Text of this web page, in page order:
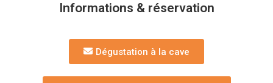
Informations & réservation
Dégustation à la cave